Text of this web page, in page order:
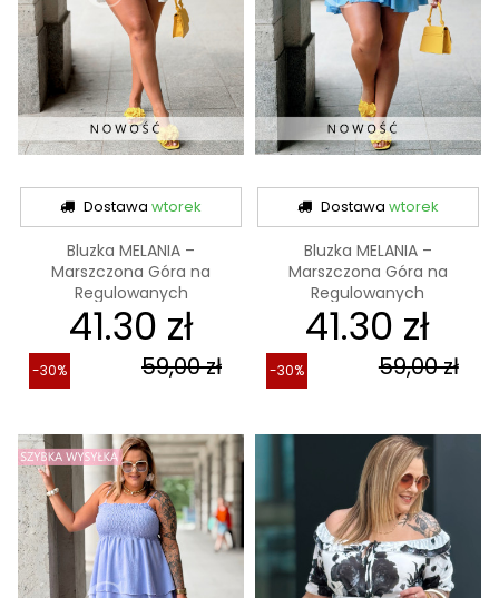
Dostawawtorek
Bluzka MELANIA –
Marszczona Góra na
Regulowanych
Ramiączkach,...
41.30 zł
59,00 zł
-30%
Dostawa wtorek
Bluzka MELANIA –
Marszczona Góra na
Regulowanych
Ramiączkach,...
41.30 zł
59,00 zł
-30%